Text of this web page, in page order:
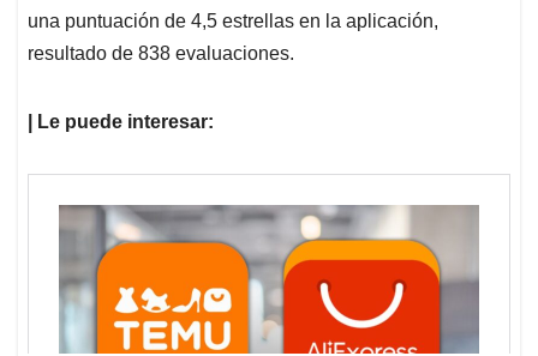
una puntuación de 4,5 estrellas en la aplicación,
resultado de 838 evaluaciones.
| Le puede interesar: